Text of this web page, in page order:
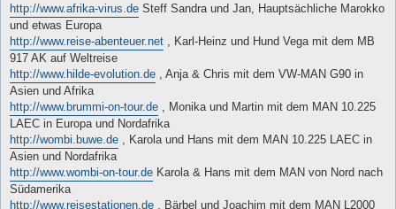
http://www.afrika-virus.de Steff Sandra und Jan, Hauptsächliche Marokko
und etwas Europa
http://www.reise-abenteuer.net , Karl-Heinz und Hund Vega mit dem MB
917 AK auf Weltreise
http://www.hilde-evolution.de , Anja & Chris mit dem VW-MAN G90 in
Asien und Afrika
http://www.brummi-on-tour.de , Monika und Martin mit dem MAN 10.225
LAEC in Europa und Nordafrika
http://wombi.buwe.de , Karola und Hans mit dem MAN 10.225 LAEC in
Asien und Nordafrika
http://www.wombi-on-tour.de Karola & Hans mit dem MAN von Nord nach
Südamerika
http://www.reisestationen.de , Bärbel und Joachim mit dem MAN L2000